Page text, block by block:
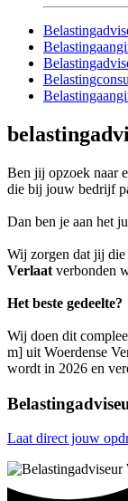
Ben jij opzoek naar
die bij jouw bedrijf
Dan ben je aan het
Wij zorgen dat jij die
Verlaat verbonden
Het beste gedeelte?
Wij doen dit
m] uit Woerdense
wordt in 2026 en
Laat direct jouw